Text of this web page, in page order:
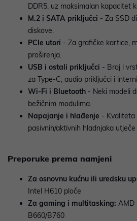
DDR5, uz maksimalan kapacitet
M.2 i SATA priključci - Za SSD
diskove.
PCIe utori - Za grafičke kartice,
proširenja.
USB i ostali priključci - Broj i
za Type-C, audio priključci i
Wi-Fi i Bluetooth - Neki modeli
bežičnim modulima.
Napajanje i hlađenje - Kvaliteta
pasivnih/aktivnih hladnjaka
Preporuke prema namjeni
Za osnovnu kućnu ili uredsku
Intel H610 ploče
Za gaming i multitasking: AMD
B660/B760